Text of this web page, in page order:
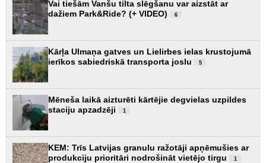
Vai tiešām Vanšu tilta slēgšanu var aizstāt ar
dažiem Park&Ride? (+ VIDEO)
6
Kārļa Ulmaņa gatves un Lielirbes ielas krustojumā
ierīkos sabiedriskā transporta joslu
5
Mēneša laikā aizturēti kārtējie degvielas uzpildes
staciju apzadzēji
1
KEM: Trīs Latvijas granulu ražotāji apņēmušies ar
produkciju prioritāri nodrošināt vietējo tirgu
1